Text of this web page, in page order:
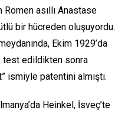
asıllı Anastase
bir hücreden oluşuyordu.
Ekim 1929’da
test edildikten sonra
ismiyle patentini almıştı.
Heinkel, İsveç’te